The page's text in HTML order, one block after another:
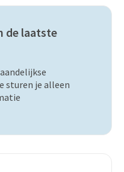
de laatste
sturen je alleen